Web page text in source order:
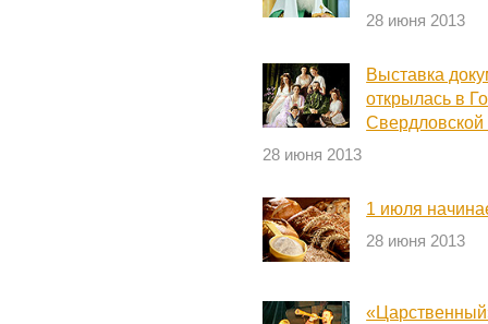
28 июня 2013
Выставка
открылась в
Свердловской
28 июня 2013
1 июля
28 июня 2013